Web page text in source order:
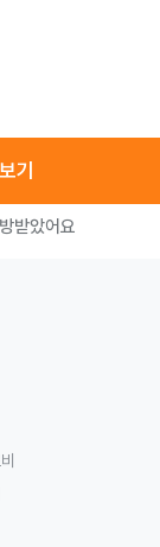
기
받았어요